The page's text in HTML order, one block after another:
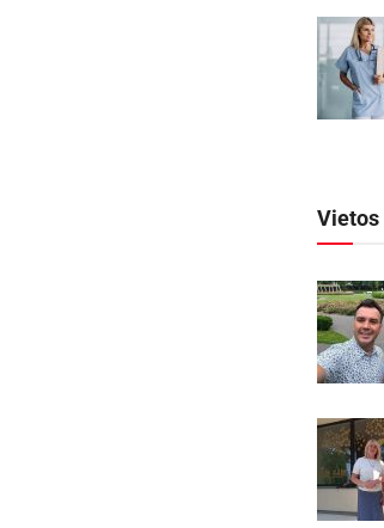
Vietos